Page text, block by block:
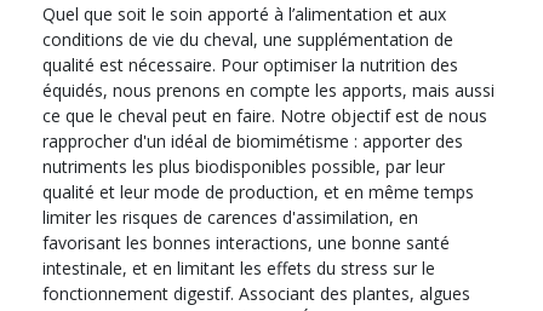
Quel que soit le soin apporté à l’alimentation et aux
conditions de vie du cheval, une supplémentation de
qualité est nécessaire. Pour optimiser la nutrition des
équidés, nous prenons en compte les apports, mais aussi
ce que le cheval peut en faire. Notre objectif est de nous
rapprocher d'un idéal de biomimétisme : apporter des
nutriments les plus biodisponibles possible, par leur
qualité et leur mode de production, et en même temps
limiter les risques de carences d'assimilation, en
favorisant les bonnes interactions, une bonne santé
intestinale, et en limitant les effets du stress sur le
fonctionnement digestif. Associant des plantes, algues